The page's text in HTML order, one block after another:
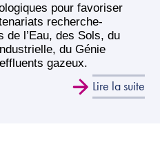
pour favoriser
recherche-
l’Eau, des Sols, du
du Génie
gazeux.
Lire la suite